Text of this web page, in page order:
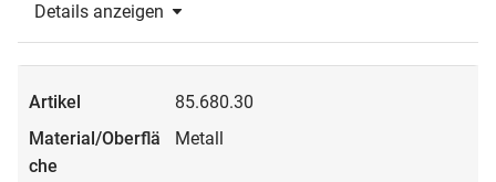
Details anzeigen
85.680.30
Metall